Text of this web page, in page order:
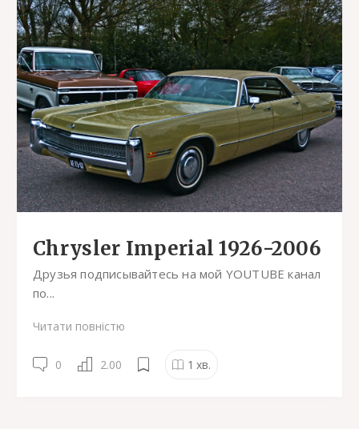
Chrysler Imperial 1926-2006
Друзья подписывайтесь на мой YOUTUBE канал
по...
Читати повністю
0 2.00 1 хв.